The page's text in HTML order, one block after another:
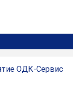
ОДК-Сервис